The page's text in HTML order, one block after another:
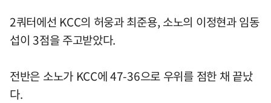
2쿼터에선 KCC의 허웅과 최준용, 소노의 이정현과 임동
섭이 3점을 주고받았다.
전반은 소노가 KCC에 47-36으로 우위를 점한 채 끝났
다.